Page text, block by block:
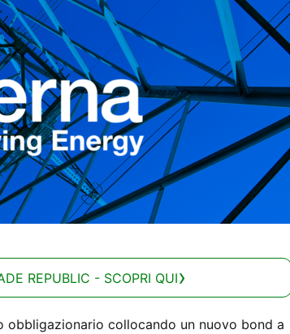
REPUBLIC - SCOPRI QUI
obbligazionario collocando un nuovo bond a